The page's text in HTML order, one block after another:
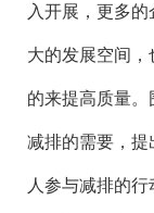
入开展，更多
大的发展空间
的来提高质量
减排的需要，
人参与减排的行